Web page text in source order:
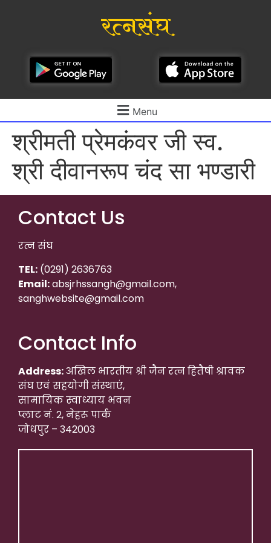
रत्नसंघ
Menu
श्रीमती प्रेमकंवर जी स्व.
श्री दीवानरूप चंद सा भण्डारी
Contact Us
रत्न संघ
TEL: (0291) 2636763
Email:absjrhssangh@gmail.com,
sanghwebsite@gmail.com
Contact Info
Address:अखिल भारतीय श्री जैन रत्न हितैषी श्रावक
संघ एवं सहयोगी संस्थाएं,
सामायिक स्वाध्याय भवन
प्लाट नं. 2, नेहरू पार्क
जोधपुर – 342003